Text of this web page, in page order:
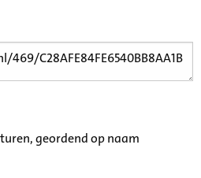
geordend op naam